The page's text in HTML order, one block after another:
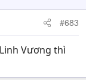
#683
Vương thì